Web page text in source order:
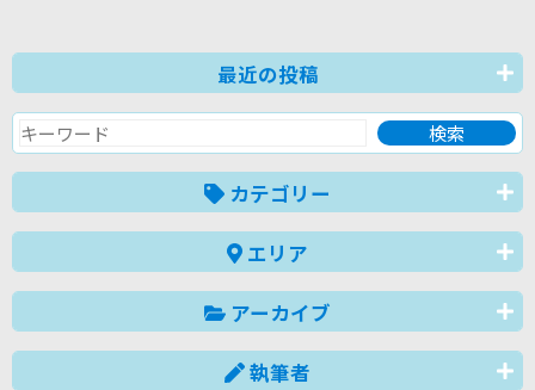
最近の投稿
カテゴリー
エリア
アーカイブ
執筆者